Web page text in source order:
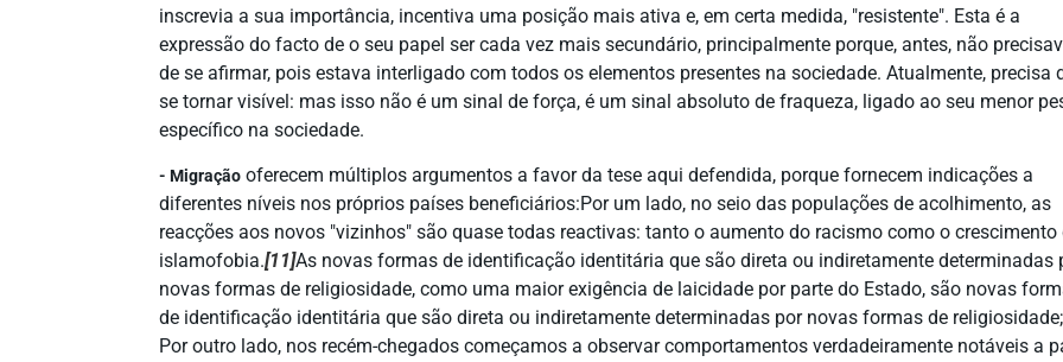
inscrevia a sua importância, incentiva uma posição mais ativa e, em certa medida, "resistente". Esta é a
expressão do facto de o seu papel ser cada vez mais secundário, principalmente porque, antes, não
de se afirmar, pois estava interligado com todos os elementos presentes na sociedade. Atualmente, precisa
se tornar visível: mas isso não é um sinal de força, é um sinal absoluto de fraqueza, ligado ao seu menor
específico na sociedade.
- Migração oferecem múltiplos argumentos a favor da tese aqui defendida, porque fornecem indicações a
diferentes níveis nos próprios países beneficiários:Por um lado, no seio das populações de acolhimento, as
reacções aos novos "vizinhos" são quase todas reactivas: tanto o aumento do racismo como o crescimento
islamofobia.[11]As novas formas de identificação identitária que são direta ou indiretamente determinadas
novas formas de religiosidade, como uma maior exigência de laicidade por parte do Estado, são novas
de identificação identitária que são direta ou indiretamente determinadas por novas formas de religiosidade;
Por outro lado, nos recém-chegados começamos a observar comportamentos verdadeiramente notáveis a